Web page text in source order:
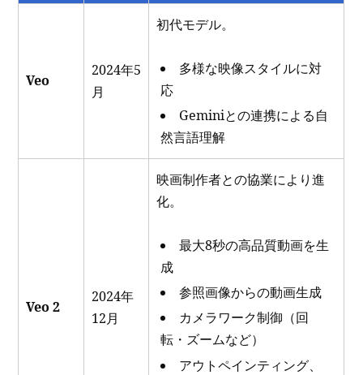
Veo
2024年5
月
初代モデル。
多様な映像スタイルに対
応
Geminiとの連携による自
然言語理解
Veo 2
2024年
12月
映画制作者との協業により進
化。
最大8秒の高品質動画を生
成
参照画像からの動画生成
カメラワーク制御（回
転・ズームなど）
アウトペインティング、